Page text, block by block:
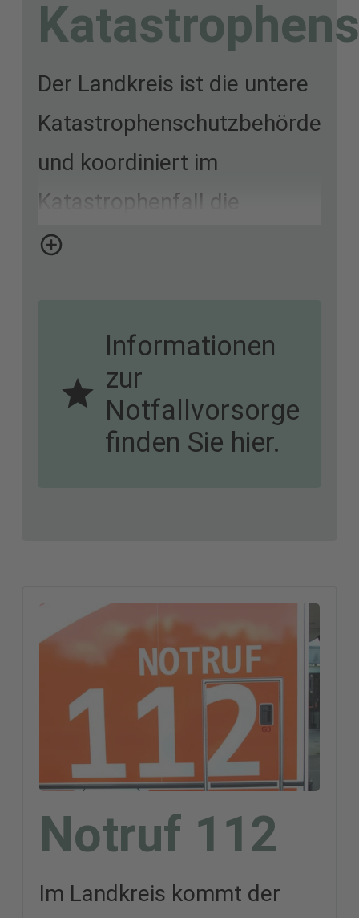
Der Landkreis ist die untere
Katastrophenschutzbehörde
und koordiniert im
Katastrophenfall die
verfügbaren Einsatzkräfte
der Kreisverwaltung ein
Katastrophenschutzstab
gebildet.
schnellstmöglich den
Einsatz zu koordinieren.
Dabei arbeitet der Landkreis
eng mit anderen Behörden
(z. B. Polizei, Bundeswehr
oder Energieversorgern)
zusammen. Zudem gibt es
Katastrophenschutzeinheiten
Informationen
zur
Notfallvorsorge
finden Sie hier.
Notruf 112
Im Landkreis kommt der